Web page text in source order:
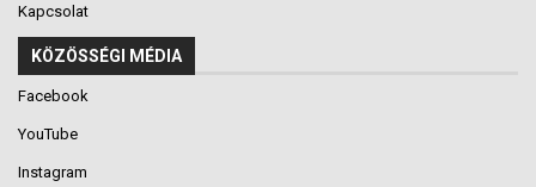
Kapcsolat
KÖZÖSSÉGI MÉDIA
Facebook
YouTube
Instagram